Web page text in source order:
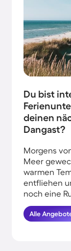
Du bist
deinen
Dangast?
Morgens
Meer
warmen
entfliehen
noch eine
kannst du
am Wasser
Alle